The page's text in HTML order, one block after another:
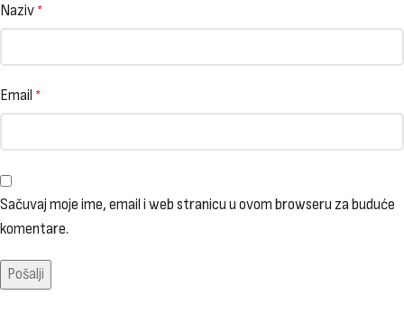
Naziv *
Email *
Sačuvaj moje ime, email i web stranicu u ovom browseru za buduće
komentare.